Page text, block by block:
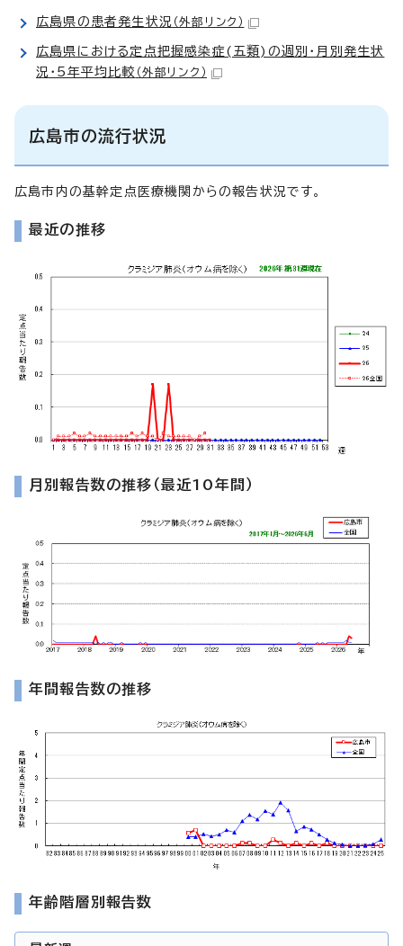
広島県の患者発生状況 （外部リンク）
広島県における定点把握感染症(五類)の週別・月別発生状
況・5年平均比較 （外部リンク）
広島市の流行状況
広島市内の基幹定点医療機関からの報告状況です。
最近の推移
月別報告数の推移（最近10年間）
年間報告数の推移
年齢階層別報告数